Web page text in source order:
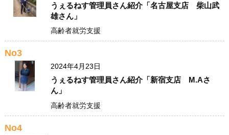
うぇるねす管理員さん紹介「名古屋支店 柴山武
雄さん」
高齢者就労支援
No3
2024年4月23日
うぇるねす管理員さん紹介「新宿支店 M.Aさ
ん」
高齢者就労支援
No4